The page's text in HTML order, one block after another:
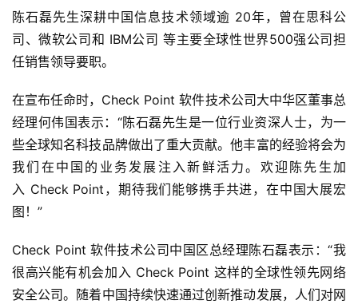
陈石磊先生深耕中国信息技术领域逾 20年，曾在思科公
司、微软公司和 IBM公司 等主要全球性世界500强公司担
任销售领导要职。
在宣布任命时，Check Point 软件技术公司大中华区董事总
经理何伟国表示：“陈石磊先生是一位行业资深人士，为一
些全球知名科技品牌做出了重大贡献。他丰富的经验将会为
我们在中国的业务发展注入新鲜活力。欢迎陈先生加
入 Check Point，期待我们能够携手共进，在中国大展宏
图！”
Check Point 软件技术公司中国区总经理陈石磊表示：“我
很高兴能有机会加入 Check Point 这样的全球性领先网络
安全公司。随着中国持续快速通过创新推动发展，人们对网